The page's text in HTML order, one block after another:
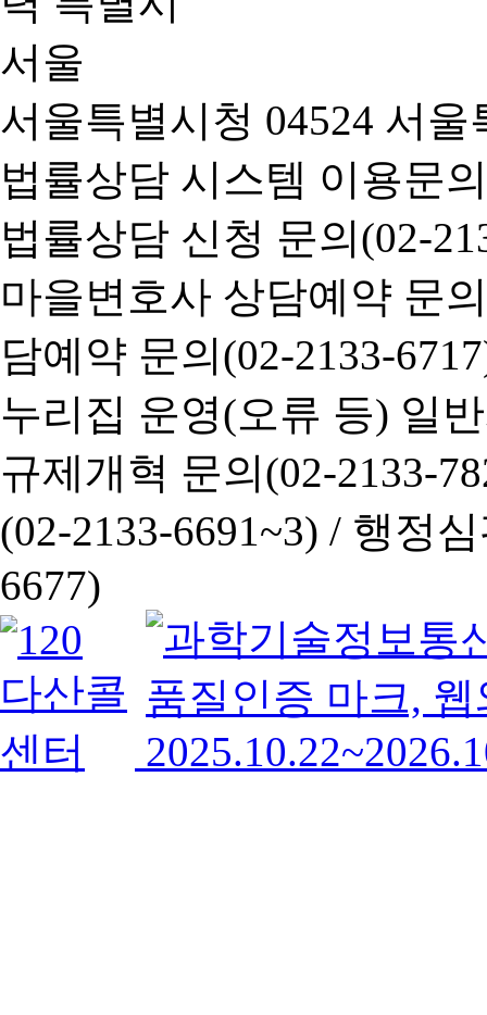
서울특별시청 04524 서
법률상담 시스템 이용문
법률상담 신청 문의(02-
마을변호사 상담예약 문
담예약 문의(02-2133-
누리집 운영(오류 등) 일
규제개혁 문의(02-2133-
(02-2133-6691~3) / 행정심
6677)